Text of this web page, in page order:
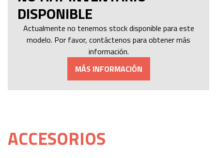
DISPONIBLE
Actualmente no tenemos stock disponible para este
modelo. Por favor, contáctenos para obtener más
información.
MÁS INFORMACIÓN
ACCESORIOS